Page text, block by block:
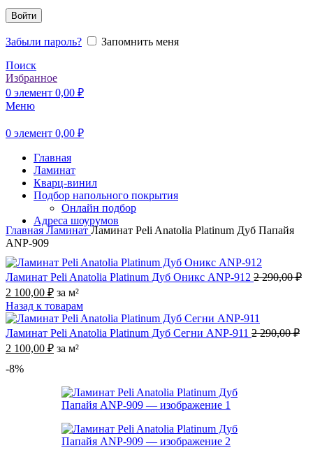
Войти
Забыли пароль?
Запомнить меня
Поиск
Избранное
0 элемент 0,00 ₽
Меню
0 элемент 0,00 ₽
Главная
Ламинат
Кварц-винил
Подбор напольного покрытия
Онлайн подбор
Адреса шоурумов
Главная ЛаминатЛаминат Peli Anatolia Platinum Дуб Папайя
ANP-909
Ламинат Peli Anatolia Platinum Дуб Оникс ANP-912 2 290,00₽
Первоначальная
цена
составляла
2
290,00 ₽.
2 100,00 ₽Текущая
цена:
2
100,00 ₽.
за м²
Назад к товарам
Ламинат Peli Anatolia Platinum Дуб Сегни ANP-911 2 290,00₽
Первоначальная
составляла
2 100,00 ₽Текущая
100,00 ₽.
за м²
-8%